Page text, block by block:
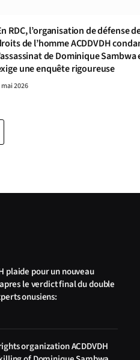
RDC, l’organisation de défense
de l’homme ACDDVDH
de Dominique Sambwa
une enquête rigoureuse
mai 2026
plaide pour un nouveau
le verdict final du double
onusiens:
organization ACDDVDH